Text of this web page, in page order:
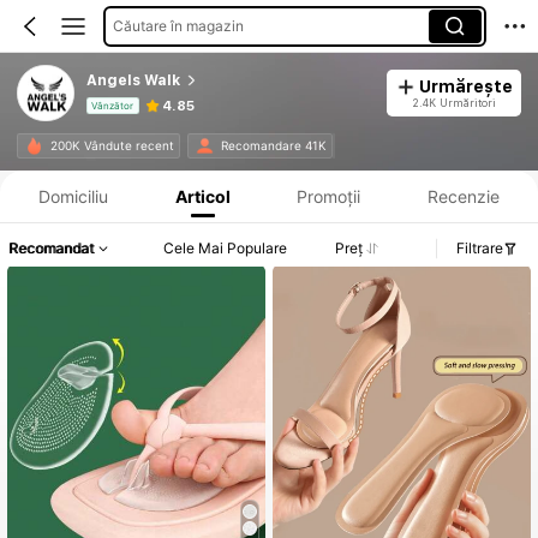
Căutare în magazin
Angels Walk
Vânzător 4.85
Urmărește
2.4K Urmăritori
200K Vândute recent Recomandare 41K
Informații despre produs: Divulgarea prețului, detalii privind vânzările și stocul.
Domiciliu Articol Promoții Recenzie
Recomandat Cele Mai Populare Preț Filtrare